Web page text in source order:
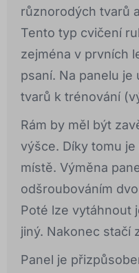
různorodých tvarů
Tento typ cvičení
zejména v prvních
psaní. Na panelu je
tvarů k trénování
Rám by měl být
výšce. Díky tomu
místě. Výměna
odšroubováním
Poté lze vytáhnout
jiný. Nakonec stačí
Panel je